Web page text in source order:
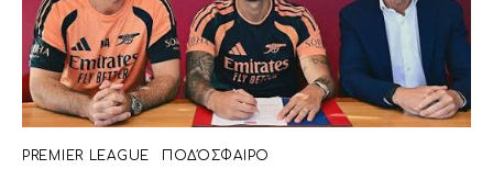
PREMIER LEAGUE ΠΟΔΌΣΦΑΙΡΟ